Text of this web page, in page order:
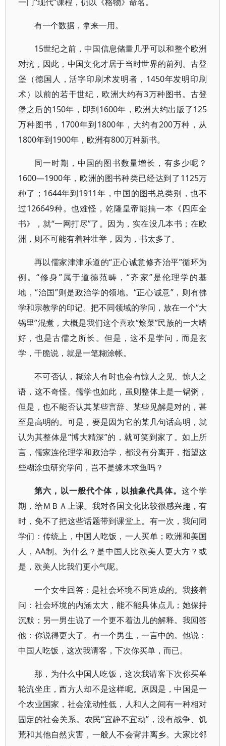
有一个数据，拿来一用。
15世纪之前，中国信息储量几乎可以和整个欧洲
对抗，因此，中国文化才居于当时世界的前列。古登
堡（德国人，活字印刷术发明者，1450年发明印刷
术）以前的若干世纪，欧洲大约有3万种图书。古登
堡之后的150年，即到1600年，欧洲大约出版了125
万种图书，1700年到1800年，大约有200万种，从
1800年到1900年，欧洲有800万种新书。
同一时期，中国的图书数量增长，有多少呢？
1600—1900年，欧洲的图书种类已经达到了1125万
种了；1644年到1911年，中国的图书总类别，也不
过126649种。也难怪，乾隆皇帝能搞一本《四库全
书》，就“一网打尽”了。因为，实在没几本书；在欧
洲，则不可能有着种壮举，因为，书太多了。
再以儒家津津乐道的“正心诚意修齐治平”循环为
例。“修身”属于道德范畴，“齐家”是伦理学的基
地，“治国”则是政治学的领地。“正心诚意”，则有佛
学和宗教学的印记。把不同领域的学问，放在一个“大
锅里”混煮，大概是我们这个喜欢“烩菜”民族的一大嗜
好，也是古儒之所长。但是，这不是学问，而是玄
学，干脆说，就是一笔糊涂帐。
不可否认，糊涂人有时也会有惊人之见、惊人之
语，这不奇怪。儒学也如此，虽则整体上是一锅粥，
但是，也不能否认其某些言辞、某些见解是对的，甚
至是高明的。可是，要是因为它的某几句话高明，就
认为其整体是“博大精深”的，就可笑到家了。如上所
言，儒家连伦理学和政治学，都没有分离开，指望这
些糊涂虫研究学问，岂不是缘木求鱼吗？
第六，以一般代个体，以抽象代具体。 这个学
期，给ＭＢＡ上课。我对各国文化比较很感兴趣，有
时，免不了把这些话题带到课堂上。有一次，我问同
学们：传统上，中国人吃饭，一人买单；欧洲和美国
人，AA制。为什么？是中国人比欧美人更大方？或
是，欧美人比我们更小气呢。
一个女生回答：是社会环境不同造成的。我接着
问：社会环境的内涵太大，能不能具体点儿；她保持
沉默；另一男生说了一个更不着边儿的解释。我回答
他：你说得更大了。有一个男生，一言中的。他说：
中国人吃饭，这次我请客，下次你买单，而已。
那，为什么中国人吃饭，这次我请客下次你买单
轮流坐庄，西方人却不是这样呢。原因是，中国是一
个农业国家，社会流动性低，人和人之间有一种相对
固定的社会关系。农民“宜静不宜动”，没有战争、饥
荒和其他自然灾害，一般人不会背井离乡。大家比邻